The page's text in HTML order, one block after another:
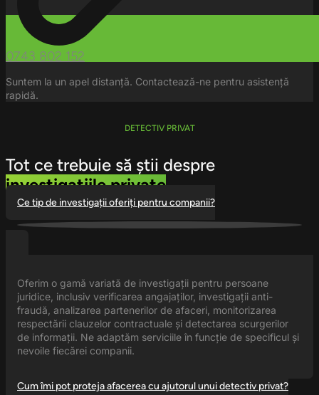
0743 802 152
Suntem la un apel distanță. Contactează-ne pentru asistență
rapidă.
DETECTIV PRIVAT
Tot ce trebuie să știi despre
investigațiile private
Ce tip de investigații oferiți pentru companii?
Oferim o gamă variată de investigații pentru persoane
juridice, inclusiv verificarea angajaților, investigații anti-
fraudă, analizarea partenerilor de afaceri, monitorizarea
respectării clauzelor contractuale și detectarea scurgerilor
de informații. Ne adaptăm serviciile în funcție de specificul și
nevoile fiecărei companii.
Cum îmi pot proteja afacerea cu ajutorul unui detectiv privat?